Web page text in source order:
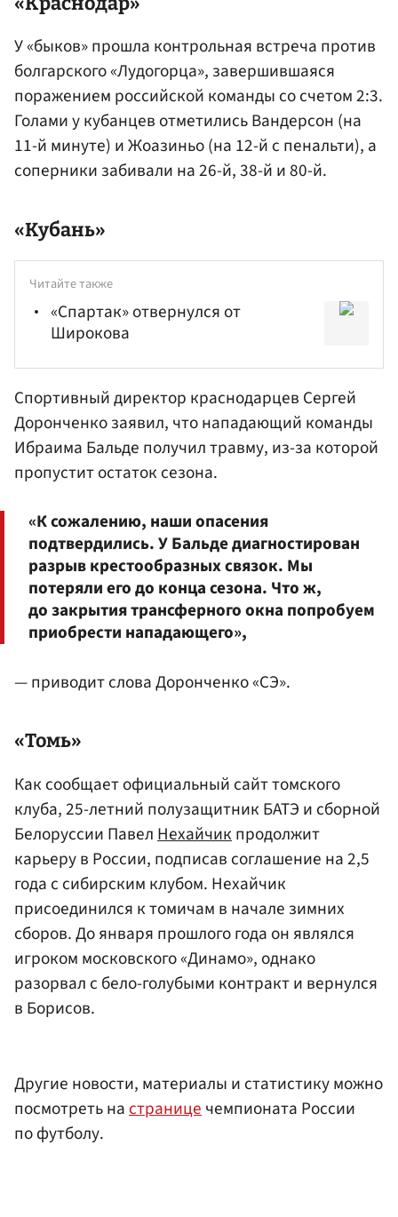
У «быков» прошла контрольная встреча против
болгарского «Лудогорца», завершившаяся
поражением российской команды со счетом 2:3.
Голами у кубанцев отметились Вандерсон (на
11-й минуте) и Жоазиньо (на 12-й с пенальти), а
соперники забивали на 26-й, 38-й и 80-й.
«Кубань»
Читайте также
«Спартак» отвернулся от
Широкова
Спортивный директор краснодарцев Сергей
Доронченко заявил, что нападающий команды
Ибраима Бальде получил травму, из-за которой
пропустит остаток сезона.
«К сожалению, наши опасения
подтвердились. У Бальде диагностирован
разрыв крестообразных связок. Мы
потеряли его до конца сезона. Что ж,
до закрытия трансферного окна попробуем
приобрести нападающего»,
— приводит слова Доронченко «СЭ».
«Томь»
Как сообщает официальный сайт томского
клуба, 25-летний полузащитник БАТЭ и сборной
Белоруссии ПавелНехайчикпродолжит
карьеру в России, подписав соглашение на 2,5
года с сибирским клубом. Нехайчик
присоединился к томичам в начале зимних
сборов. До января прошлого года он являлся
игроком московского «Динамо», однако
разорвал с бело-голубыми контракт и вернулся
в Борисов.
Другие новости, материалы и статистику можно
посмотреть настраницечемпионата России
по футболу.